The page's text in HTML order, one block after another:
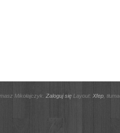
Mikołajczyk. Zaloguj sięLayout: Xfep,